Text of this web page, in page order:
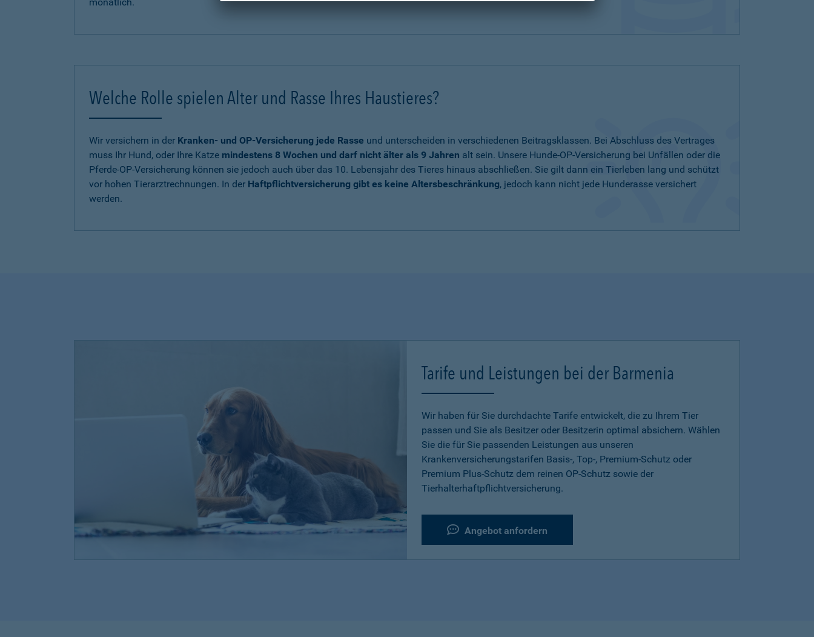
monatlich.
Welche Rolle spielen Alter und Rasse Ihres Haustieres?
Wir versichern in der Kranken- und OP-Versicherung jede Rasse und unterscheiden in verschiedenen Beitragsklassen. Bei Abschluss des Vertrages
muss Ihr Hund, oder Ihre Katze mindestens 8 Wochen und darf nicht älter als 9 Jahren alt sein. Unsere Hunde-OP-Versicherung bei Unfällen oder die
Pferde-OP-Versicherung können sie jedoch auch über das 10. Lebensjahr des Tieres hinaus abschließen. Sie gilt dann ein Tierleben lang und schützt
vor hohen Tierarztrechnungen. In der Haftpflichtversicherung gibt es keine Altersbeschränkung, jedoch kann nicht jede Hunderasse versichert
werden.
Tarife und Leistungen bei der Barmenia
Wir haben für Sie durchdachte Tarife entwickelt, die zu Ihrem Tier
passen und Sie als Besitzer oder Besitzerin optimal absichern. Wählen
Sie die für Sie passenden Leistungen aus unseren
Krankenversicherungstarifen Basis-, Top-, Premium-Schutz oder
Premium Plus-Schutz dem reinen OP-Schutz sowie der
Tierhalterhaftpflichtversicherung.
Angebot anfordern